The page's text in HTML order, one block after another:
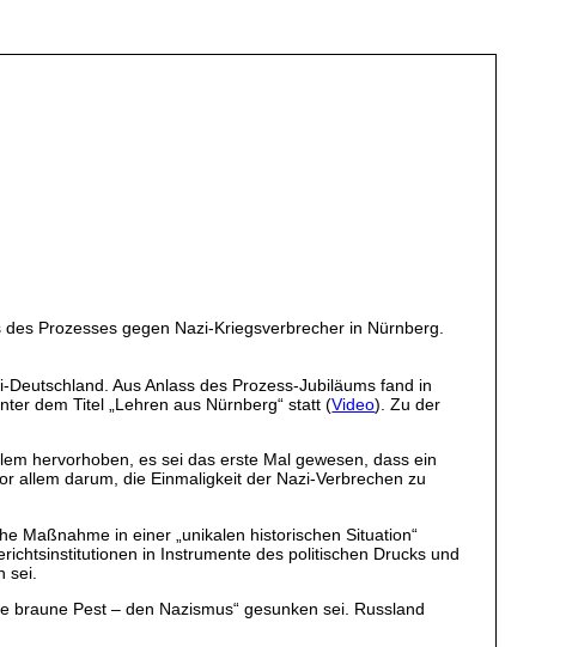
Prozesses gegen Nazi-Kriegsverbrecher in Nürnberg.
Aus Anlass des Prozess-Jubiläums fand in
dem Titel „Lehren aus Nürnberg“ statt (Video). Zu der
hervorhoben, es sei das erste Mal gewesen, dass ein
allem darum, die Einmaligkeit der Nazi-Verbrechen zu
Maßnahme in einer „unikalen historischen Situation“
in Instrumente des politischen Drucks und
sei.
Pest – den Nazismus“ gesunken sei. Russland